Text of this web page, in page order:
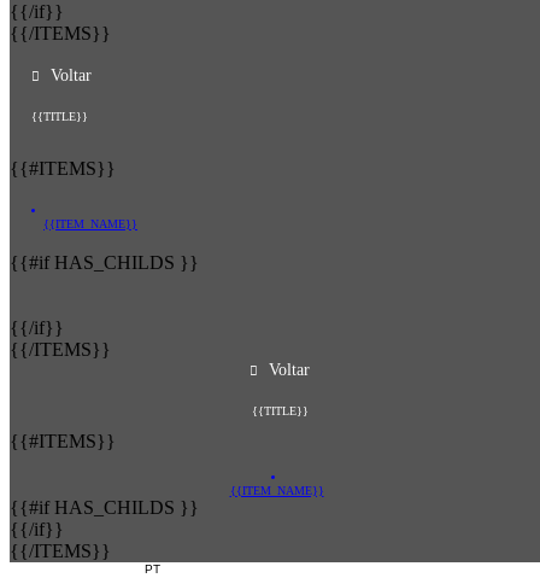
{{/if}}
{{/ITEMS}}
Voltar
{{TITLE}}
{{#ITEMS}}
{{ITEM_NAME}}
{{#if HAS_CHILDS }}
{{/if}}
{{/ITEMS}}
Voltar
{{TITLE}}
{{#ITEMS}}
{{ITEM_NAME}}
{{#if HAS_CHILDS }}
{{/if}}
{{/ITEMS}}
PT